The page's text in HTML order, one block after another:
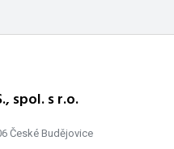
spol. s r.o.
České Budějovice